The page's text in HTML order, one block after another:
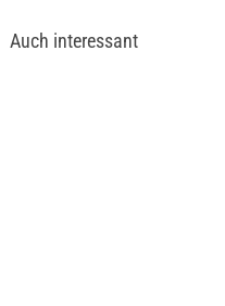
Auch interessant